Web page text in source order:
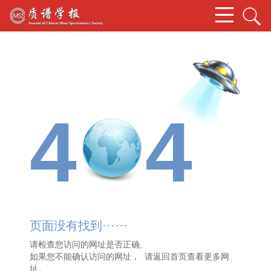
4 4
页面没有找到······
请检查您访问的网址是否正确,
如果您不能确认访问的网址， 请返回首页查看更多网
址。